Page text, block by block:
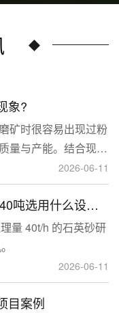
象?
矿时很容易出现过粉
量与产能。结合现场
行参数、配套设备多
2026-06-11
石英砂3mm研磨至0.5mm，时产40吨选用什么设备？
量 40t/h 的石英砂研
2026-06-11
目案例